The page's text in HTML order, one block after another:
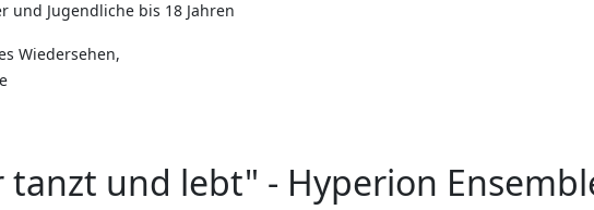
und Jugendliche bis 18 Jahren
Wiedersehen,
tanzt und lebt" - Hyperion